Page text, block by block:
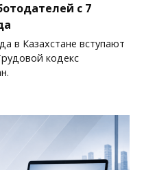
с 7
в Казахстане вступают
кодекс